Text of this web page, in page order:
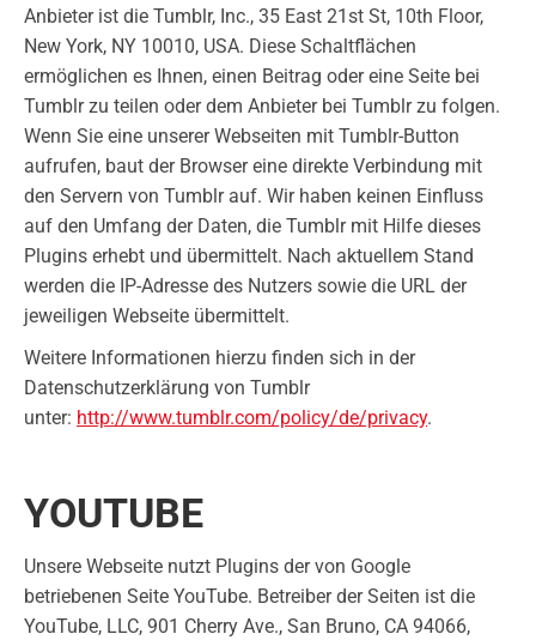
Anbieter ist die Tumblr, Inc., 35 East 21st St, 10th Floor,
New York, NY 10010, USA. Diese Schaltflächen
ermöglichen es Ihnen, einen Beitrag oder eine Seite bei
Tumblr zu teilen oder dem Anbieter bei Tumblr zu folgen.
Wenn Sie eine unserer Webseiten mit Tumblr-Button
aufrufen, baut der Browser eine direkte Verbindung mit
den Servern von Tumblr auf. Wir haben keinen Einfluss
auf den Umfang der Daten, die Tumblr mit Hilfe dieses
Plugins erhebt und übermittelt. Nach aktuellem Stand
werden die IP-Adresse des Nutzers sowie die URL der
jeweiligen Webseite übermittelt.
Weitere Informationen hierzu finden sich in der
Datenschutzerklärung von Tumblr
unter: http://www.tumblr.com/policy/de/privacy.
YOUTUBE
Unsere Webseite nutzt Plugins der von Google
betriebenen Seite YouTube. Betreiber der Seiten ist die
YouTube, LLC, 901 Cherry Ave., San Bruno, CA 94066,